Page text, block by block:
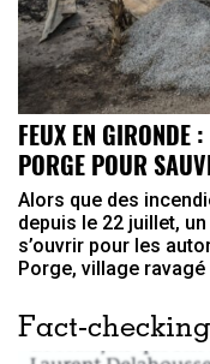
FEUX EN GIRONDE
PORGE POUR
Alors que des
depuis le 22 juillet,
s’ouvrir pour les
Porge, village
Fact-checking